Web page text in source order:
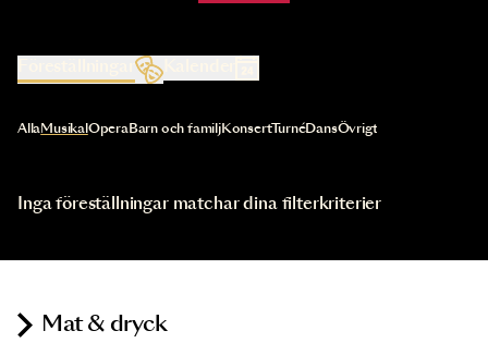
Kalender
Val av kategori uppdaterar innehållet automatiskt
AllaMusikal OperaBarn och familjKonsertTurnéDansÖvrigt
Inga föreställningar matchar dina filterkriterier
Mat & dryck